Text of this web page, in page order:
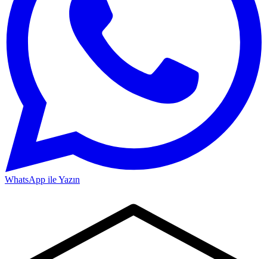
WhatsApp ile Yazın